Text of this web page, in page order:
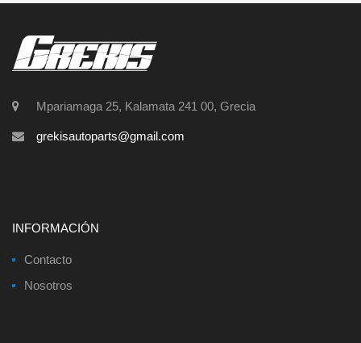
Mpariamaga 25, Kalamata 241 00, Grecia
grekisautoparts@gmail.com
INFORMACIÓN
Contacto
Nosotros